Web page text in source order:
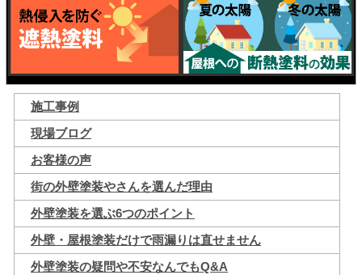
施工事例
現場ブログ
お客様の声
街の外壁塗装やさんを選んだ理由
外壁塗装を選ぶ6つのポイント
外壁・屋根塗装だけで雨漏りは直せません
外壁塗装の疑問や不安なんでもQ&A